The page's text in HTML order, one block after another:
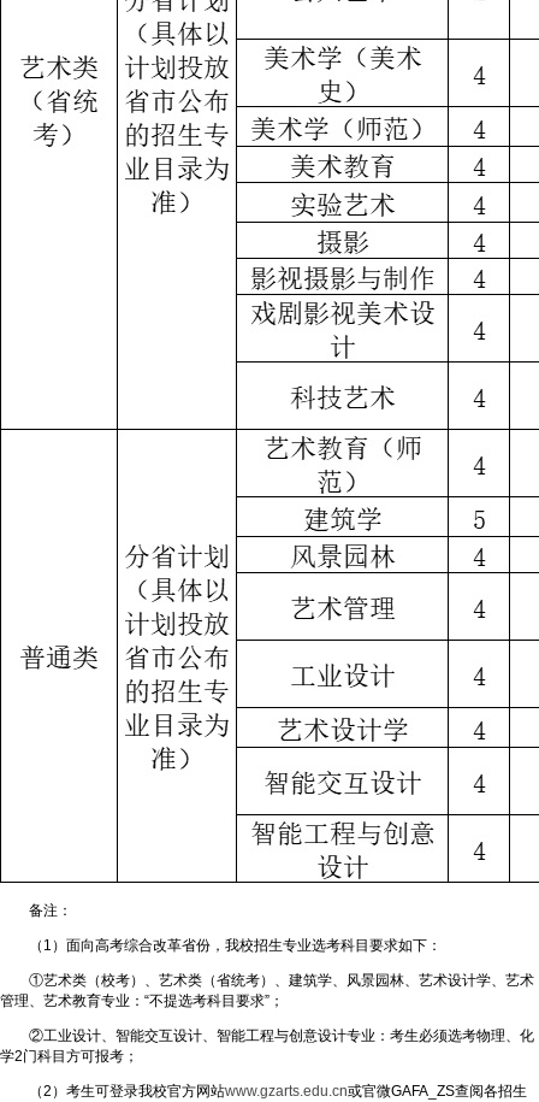
备注：
（1）面向高考综合改革省份，我校招生专业选考科目要求如下：
①艺术类（校考）、艺术类（省统考）、建筑学、风景园林、艺术设计学、艺术
管理、艺术教育专业：“不提选考科目要求”；
②工业设计、智能交互设计、智能工程与创意设计专业：考生必须选考物理、化
学2门科目方可报考；
（2）考生可登录我校官方网站www.gzarts.edu.cn或官微GAFA_ZS查阅各招生